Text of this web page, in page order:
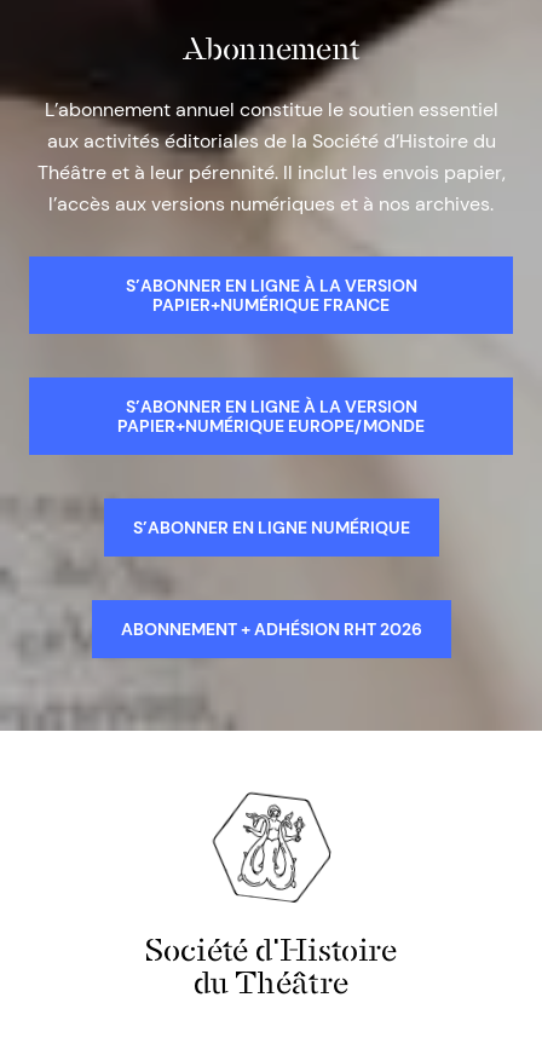
Abonnement
L’abonnement annuel constitue le soutien essentiel
aux activités éditoriales de la Société d’Histoire du
Théâtre et à leur pérennité. Il inclut les envois papier,
l’accès aux versions numériques et à nos archives.
S’ABONNER EN LIGNE À LA VERSION
PAPIER+NUMÉRIQUE FRANCE
S’ABONNER EN LIGNE À LA VERSION
PAPIER+NUMÉRIQUE EUROPE/MONDE
S’ABONNER EN LIGNE NUMÉRIQUE
ABONNEMENT + ADHÉSION RHT 2026
Société d'Histoire
du Théâtre